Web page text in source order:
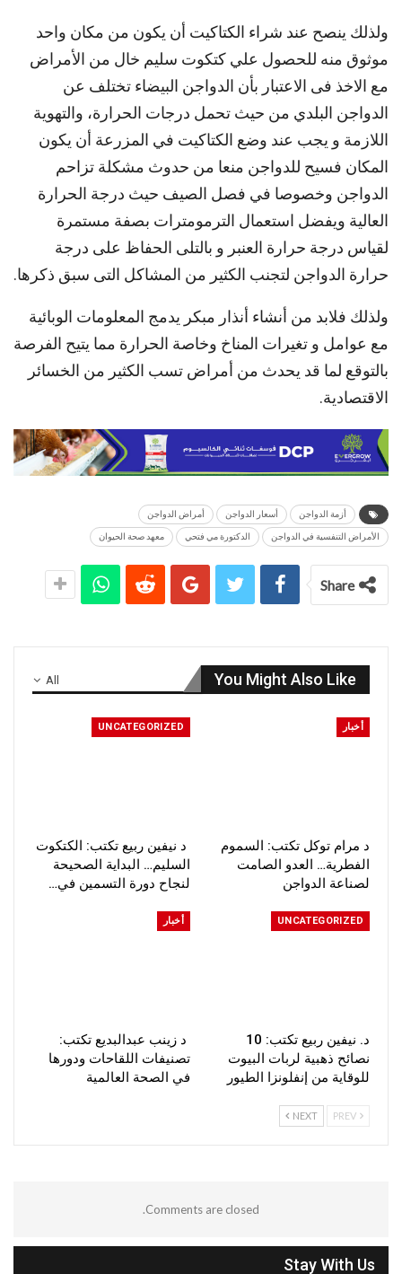
ولذلك ينصح عند شراء الكتاكيت أن يكون من مكان واحد
موثوق منه للحصول علي كتكوت سليم خال من الأمراض
مع الاخذ فى الاعتبار بأن الدواجن البيضاء تختلف عن
الدواجن البلدي من حيث تحمل درجات الحرارة، والتهوية
اللازمة و يجب عند وضع الكتاكيت في المزرعة أن يكون
المكان فسيح للدواجن منعا من حدوث مشكلة تزاحم
الدواجن وخصوصا في فصل الصيف حيث درجة الحرارة
العالية ويفضل استعمال الترمومترات بصفة مستمرة
لقياس درجة حرارة العنبر و بالتلى الحفاظ على درجة
حرارة الدواجن لتجنب الكثير من المشاكل التى سبق ذكرها.
ولذلك فلابد من أنشاء أنذار مبكر يدمج المعلومات الوبائية
مع عوامل و تغيرات المناخ وخاصة الحرارة مما يتيح الفرصة
بالتوقع لما قد يحدث من أمراض تسب الكثير من الخسائر
الاقتصادية.
أزمة الدواجن أسعار الدواجن أمراض الدواجن
الأمراض التنفسية في الدواجن الدكتورة مي فتحي معهد صحة الحيوان
Share
All You Might Also Like
أخبار
د مرام توكل تكتب: السموم
الفطرية… العدو الصامت
لصناعة الدواجن
UNCATEGORIZED
د نيفين ربيع تكتب: الكتكوت
السليم… البداية الصحيحة
لنجاح دورة التسمين في…
UNCATEGORIZED
د. نيفين ربيع تكتب: 10
نصائح ذهبية لربات البيوت
للوقاية من إنفلونزا الطيور
أخبار
د زينب عبدالبديع تكتب:
تصنيفات اللقاحات ودورها
في الصحة العالمية
NEXT
Comments are closed.
Stay With Us